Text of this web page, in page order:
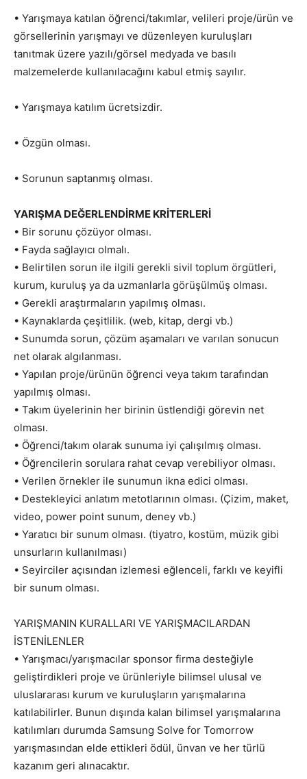
• Yarışmaya katılan öğrenci/takımlar, velileri proje/ürün ve
görsellerinin yarışmayı ve düzenleyen kuruluşları
tanıtmak üzere yazılı/görsel medyada ve basılı
malzemelerde kullanılacağını kabul etmiş sayılır.
• Yarışmaya katılım ücretsizdir.
• Özgün olması.
• Sorunun saptanmış olması.
YARIŞMA DEĞERLENDİRME KRİTERLERİ
• Bir sorunu çözüyor olması.
• Fayda sağlayıcı olmalı.
• Belirtilen sorun ile ilgili gerekli sivil toplum örgütleri,
kurum, kuruluş ya da uzmanlarla görüşülmüş olması.
• Gerekli araştırmaların yapılmış olması.
• Kaynaklarda çeşitlilik. (web, kitap, dergi vb.)
• Sunumda sorun, çözüm aşamaları ve varılan sonucun
net olarak algılanması.
• Yapılan proje/ürünün öğrenci veya takım tarafından
yapılmış olması.
• Takım üyelerinin her birinin üstlendiği görevin net
olması.
• Öğrenci/takım olarak sunuma iyi çalışılmış olması.
• Öğrencilerin sorulara rahat cevap verebiliyor olması.
• Verilen örnekler ile sunumun ikna edici olması.
• Destekleyici anlatım metotlarının olması. (Çizim, maket,
video, power point sunum, deney vb.)
• Yaratıcı bir sunum olması. (tiyatro, kostüm, müzik gibi
unsurların kullanılması)
• Seyirciler açısından izlemesi eğlenceli, farklı ve keyifli
bir sunum olması.
YARIŞMANIN KURALLARI VE YARIŞMACILARDAN
İSTENİLENLER
• Yarışmacı/yarışmacılar sponsor firma desteğiyle
geliştirdikleri proje ve ürünleriyle bilimsel ulusal ve
uluslararası kurum ve kuruluşların yarışmalarına
katılabilirler. Bunun dışında kalan bilimsel yarışmalarına
katılımları durumda Samsung Solve for Tomorrow
yarışmasından elde ettikleri ödül, ünvan ve her türlü
kazanım geri alınacaktır.